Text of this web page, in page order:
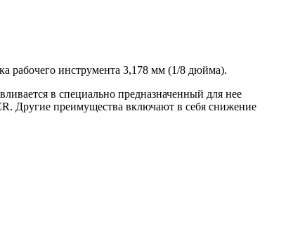
рабочего инструмента 3,178 мм (1/8 дюйма).
в специально предназначенный для нее
Другие преимущества включают в себя снижение